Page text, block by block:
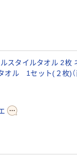
スタイルタオル 2枚
ル 1セット(２枚)（